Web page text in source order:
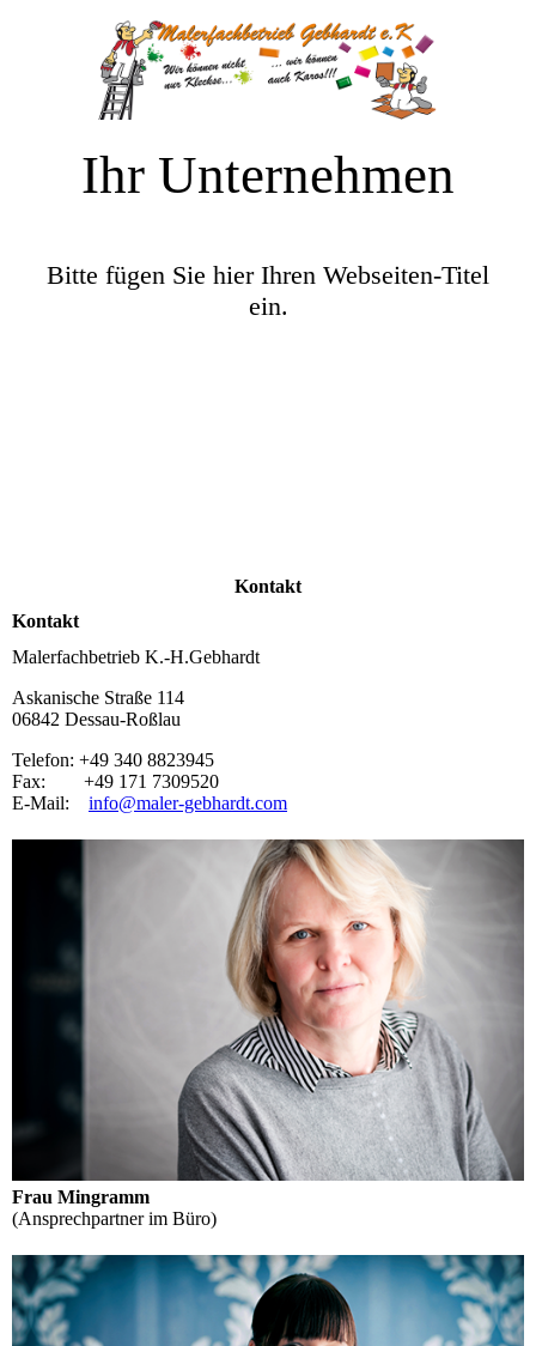
Ihr Unternehmen
Bitte fügen Sie hier Ihren Webseiten-Titel
ein.
Kontakt
Kontakt
Malerfachbetrieb K.-H.Gebhardt
Askanische Straße 114
06842 Dessau-Roßlau
Telefon: +49 340 8823945
Fax: +49 171 7309520
E-Mail: info@maler-gebhardt.com
Frau Mingramm
(Ansprechpartner im Büro)